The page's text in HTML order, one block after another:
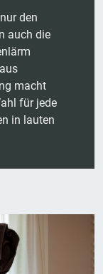
den
auch die
macht
für jede
in lauten